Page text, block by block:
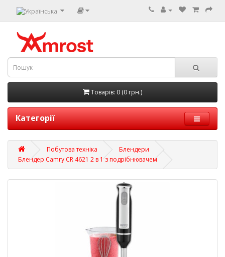
Товарів: 0 (0 грн.)
Категорії
Побутова техніка
Блендери
Блендер Camry CR 4621 2 в 1 з подрібнювачем